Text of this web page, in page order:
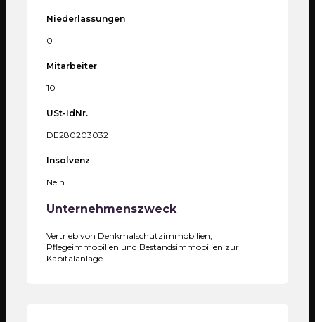
Niederlassungen
0
Mitarbeiter
10
USt-IdNr.
DE280203032
Insolvenz
Nein
Unternehmenszweck
Vertrieb von Denkmalschutzimmobilien,
Pflegeimmobilien und Bestandsimmobilien zur
Kapitalanlage.